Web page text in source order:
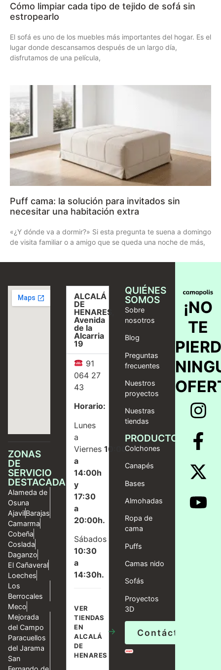
Cómo limpiar cada tipo de tejido de sofá sin
estropearlo
El sofá es uno de los muebles más importantes del hogar. Es el
lugar donde descansamos después de un largo día,
disfrutamos de una película,
Puff cama: la solución para invitados sin
necesitar una habitación extra
«¿Y dónde va a dormir?» Si esta pregunta te suena a domingo
de visita familiar o a amigo que se queda una noche de más,
ZONAS
DE
SERVICIO
DESTACADAS
Alameda de
Osuna
AjavilBarajas
Camarma
Cobeña
Coslada
Daganzo
El Cañaveral
Loeches
Los
Berrocales
Meco
Mejorada
del Campo
Paracuellos
del Jarama
San
ALCALÁ
DE
HENARES,
Avenida
de la
Alcarria
19
91
064 27
43
Horario:
Lunes
a
Viernes10:00
a
14:00h
y
17:30
a
20:00h.
Sábados
10:30
a
14:30h.
VER
TIENDAS
EN
ALCALÁ
DE
HENARES
→
QUIÉNES
SOMOS
Sobre
nosotros
Blog
Preguntas
frecuentes
Nuestros
proyectos
Nuestras
tiendas
PRODUCTOS
Colchones
Canapés
Bases
Almohadas
Ropa de
cama
Puffs
Camas nido
Sofás
Proyectos
3D
Contáctanos
¡NO
TE